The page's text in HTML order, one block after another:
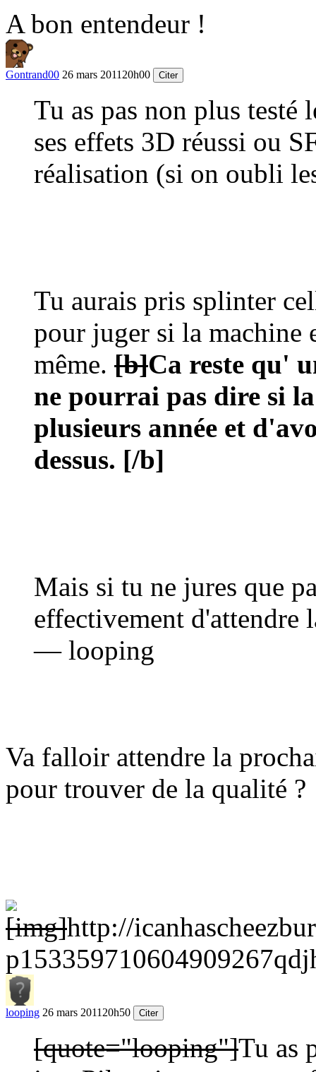
A bon entendeur !
Gontrand00 26 mars 2011 20h00 Citer
Tu as pas non plus
ses effets 3D réussi ou
réalisation (si on oubli
Tu aurais pris splinter
pour juger si la machine
même. [b]Ca reste qu'
ne pourrai pas dire si
plusieurs année et
dessus. [/b]
Mais si tu ne jures que
effectivement d'attendre
— looping
Va falloir attendre la
pour trouver de la qualité ?
[img]http://
looping 26 mars 2011 20h50 Citer
[quote="looping"]Tu as